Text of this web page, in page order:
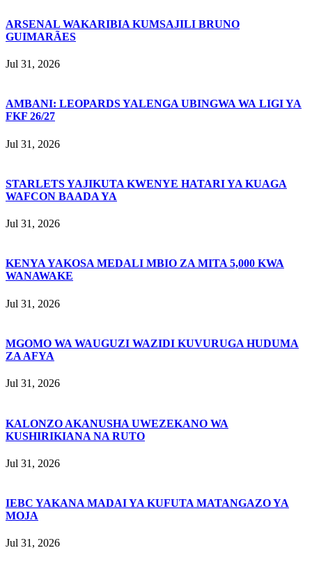
ARSENAL WAKARIBIA KUMSAJILI BRUNO
GUIMARÃES
Jul 31, 2026
AMBANI: LEOPARDS YALENGA UBINGWA WA LIGI YA
FKF 26/27
Jul 31, 2026
STARLETS YAJIKUTA KWENYE HATARI YA KUAGA
WAFCON BAADA YA
Jul 31, 2026
KENYA YAKOSA MEDALI MBIO ZA MITA 5,000 KWA
WANAWAKE
Jul 31, 2026
MGOMO WA WAUGUZI WAZIDI KUVURUGA HUDUMA
ZA AFYA
Jul 31, 2026
KALONZO AKANUSHA UWEZEKANO WA
KUSHIRIKIANA NA RUTO
Jul 31, 2026
IEBC YAKANA MADAI YA KUFUTA MATANGAZO YA
MOJA
Jul 31, 2026